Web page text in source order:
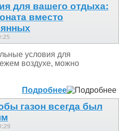
для вашего отдыха:
вместо
условия для
воздухе, можно
Подробнее
газон всегда был